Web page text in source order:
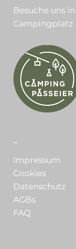
Besuche uns
Campingplatz
Impressum
Cookies
Datenschutz
AGBs
FAQ